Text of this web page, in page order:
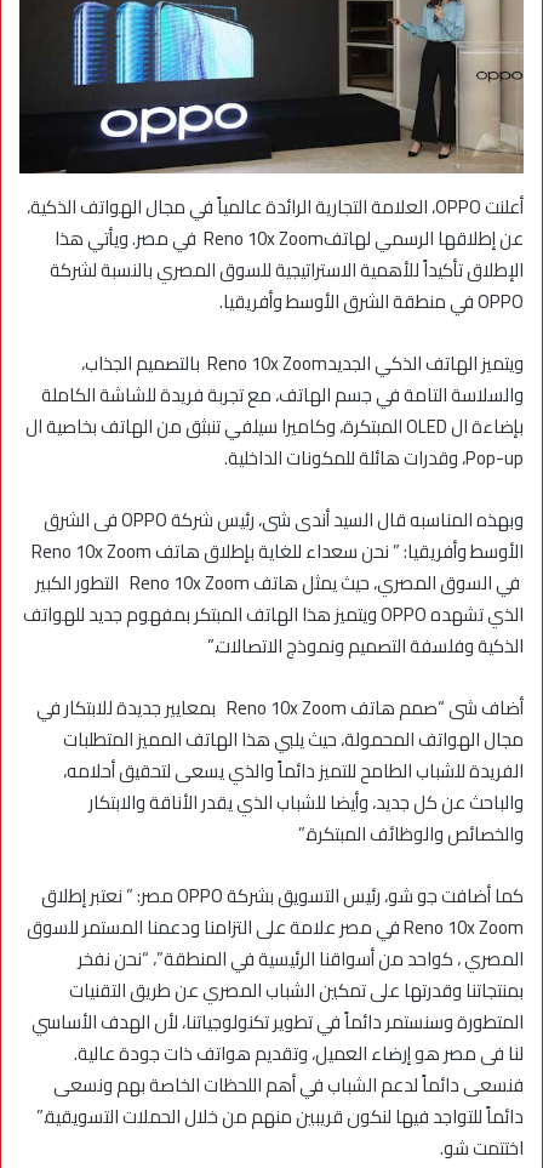
أعلنت OPPO، العلامة التجارية الرائدة عالمياً في مجال الهواتف الذكية،
عن إطلاقها الرسمي لهاتفReno 10x Zoom في مصر. ويأتي هذا
الإطلاق تأكيداً للأهمية الاستراتيجية للسوق المصري بالنسبة لشركة
OPPO في منطقة الشرق الأوسط وأفريقيا.
ويتميز الهاتف الذكي الجديدReno 10x Zoom بالتصميم الجذاب،
والسلاسة التامة في جسم الهاتف، مع تجربة فريدة للشاشة الكاملة
بإضاءة ال OLED المبتكرة، وكاميرا سيلفي تنبثق من الهاتف بخاصية ال
Pop-up، وقدرات هائلة للمكونات الداخلية.
وبهذه المناسبه قال السيد أندى شى، رئيس شركة OPPO فى الشرق
في السوق المصري، حيث يمثل هاتف Reno 10x Zoom التطور الكبير
الذي تشهده OPPO ويتميز هذا الهاتف المبتكر بمفهوم جديد للهواتف
الذكية وفلسفة التصميم ونموذج الاتصالات.”
أضاف شى “صمم هاتف Reno 10x Zoom بمعايير جديدة للابتكار في
مجال الهواتف المحمولة، حيث يلبي هذا الهاتف المميز المتطلبات
الفريدة للشباب الطامح للتميز دائماً والذي يسعى لتحقيق أحلامه،
والباحث عن كل جديد، وأيضا للشباب الذي يقدر الأناقة والابتكار
والخصائص والوظائف المبتكرة.”
كما أضافت جو شو، رئيس التسويق بشركة OPPO مصر: ” نعتبر إطلاق
Reno 10x Zoom في مصر علامة على التزامنا ودعمنا المستمر للسوق
المصري ، كواحد من أسواقنا الرئيسية في المنطقة”، “نحن نفخر
بمنتجاتنا وقدرتها على تمكين الشباب المصري عن طريق التقنيات
المتطورة وسنستمر دائماً في تطوير تكنولوجياتنا، لأن الهدف الأساسي
لنا فى مصر هو إرضاء العميل، وتقديم هواتف ذات جودة عالية.
فنسعى دائماً لدعم الشباب في أهم اللحظات الخاصة بهم ونسعى
دائماً للتواجد فيها لنكون قريبين منهم من خلال الحملات التسويقية.”
اختتمت شو.